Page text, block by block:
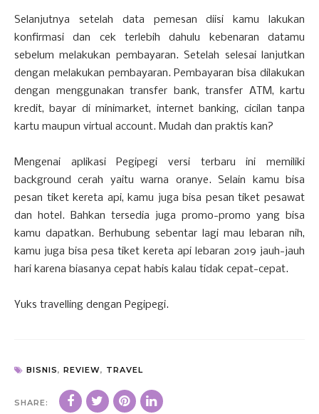
Selanjutnya setelah data pemesan diisi kamu lakukan
konfirmasi dan cek terlebih dahulu kebenaran datamu
sebelum melakukan pembayaran. Setelah selesai lanjutkan
dengan melakukan pembayaran. Pembayaran bisa dilakukan
dengan menggunakan transfer bank, transfer ATM, kartu
kredit, bayar di minimarket, internet banking, cicilan tanpa
kartu maupun virtual account. Mudah dan praktis kan?
Mengenai aplikasi Pegipegi versi terbaru ini memiliki
background cerah yaitu warna oranye. Selain kamu bisa
pesan tiket kereta api, kamu juga bisa pesan tiket pesawat
dan hotel. Bahkan tersedia juga promo-promo yang bisa
kamu dapatkan. Berhubung sebentar lagi mau lebaran nih,
kamu juga bisa pesa tiket kereta api lebaran 2019 jauh-jauh
hari karena biasanya cepat habis kalau tidak cepat-cepat.
Yuks travelling dengan Pegipegi.
BISNIS, REVIEW, TRAVEL
SHARE: